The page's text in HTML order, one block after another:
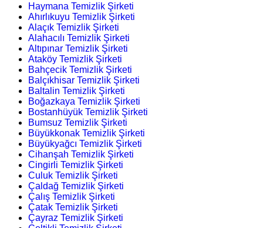
Haymana Temizlik Şirketi
Ahırlıkuyu Temizlik Şirketi
Alaçık Temizlik Şirketi
Alahacılı Temizlik Şirketi
Altıpınar Temizlik Şirketi
Ataköy Temizlik Şirketi
Bahçecik Temizlik Şirketi
Balçıkhisar Temizlik Şirketi
Baltalin Temizlik Şirketi
Boğazkaya Temizlik Şirketi
Bostanhüyük Temizlik Şirketi
Bumsuz Temizlik Şirketi
Büyükkonak Temizlik Şirketi
Büyükyağcı Temizlik Şirketi
Cihanşah Temizlik Şirketi
Cingirli Temizlik Şirketi
Culuk Temizlik Şirketi
Çaldağ Temizlik Şirketi
Çalış Temizlik Şirketi
Çatak Temizlik Şirketi
Çayraz Temizlik Şirketi